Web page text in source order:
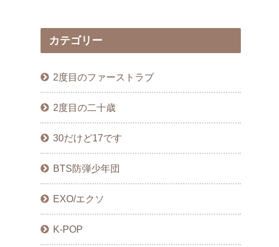
カテゴリー
2度目のファーストラブ
2度目の二十歳
30だけど17です
BTS防弾少年団
EXO/エクソ
K-POP